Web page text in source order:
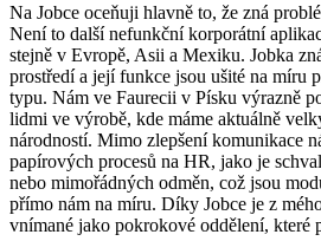
Na Jobce oceňuji hlavně to, že zná
Není to další nefunkční korporátní
stejně v Evropě, Asii a Mexiku. Jobka
prostředí a její funkce jsou ušité na míru
typu. Nám ve Faurecii v Písku výrazně
lidmi ve výrobě, kde máme aktuálně
národností. Mimo zlepšení komunikace
papírových procesů na HR, jako je
nebo mimořádných odměn, což jsou
přímo nám na míru. Díky Jobce je z
vnímané jako pokrokové oddělení, které